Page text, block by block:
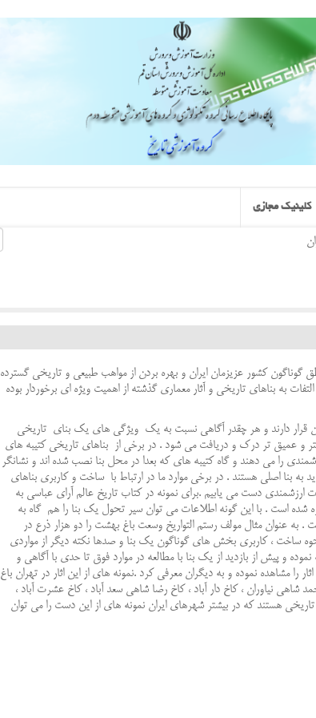
کلینیک مجازی
کشور عزیزمان ایران و بهره بردن از مواهب طبیعی و تاریخی گسترده
به بناهای تاریخی و آثار معماری گذشته از اهمیت ویژه ای برخوردار بوده
قرار دارند و هر چقدر آگاهی نسبت به یک ویژگی های یک بنای تاریخی
و عمیق تر درک و دریافت می شود . در برخی از بناهای تاریخی کتیبه های
را می دهند و گاه کتیبه های که بعدا در محل بنا نصب شده اند و نشانگر
بنا اصلی هستند . در برخی موارد ما در ارتباط با ساخت و کاربری بناهای
دست می یابیم .برای نمونه در کتاب تاریخ عالم آرای عباسی به
نقش جهان اشاره شده است . با این گونه اطلاعات می توان سیر تحول یک بنا را هم گاه به
. به عنوان مثال مولف رستم التواریخ وسعت باغ بهشت را دو هزار ذرع در
ساخت ، کاربری بخش های گوناگون یک بنا و صدها نکته دیگر از مواردی
و پیش از بازدید از یک بنا با مطالعه در موارد فوق تا حدی با آگاهی و
را مشاهده نموده و به دیگران معرفی کرد .نمونه های از این اثار در تهران باغ
نیاوران ، کاخ دار آباد ، کاخ رضا شاهی سعد آباد ، کاخ عشرت آباد ،
هستند که در بیشتر شهرهای ایران نمونه های از این دست را می توان